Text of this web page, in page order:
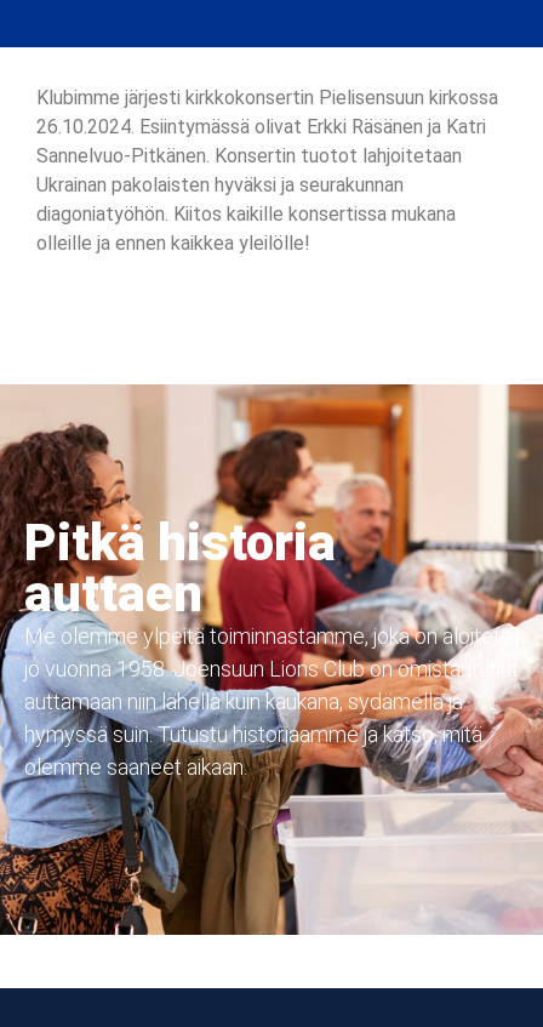
Klubimme järjesti kirkkokonsertin Pielisensuun kirkossa
26.10.2024. Esiintymässä olivat Erkki Räsänen ja Katri
Sannelvuo-Pitkänen. Konsertin tuotot lahjoitetaan
Ukrainan pakolaisten hyväksi ja seurakunnan
diagoniatyöhön. Kiitos kaikille konsertissa mukana
olleille ja ennen kaikkea yleilölle!
Pitkä historia
auttaen
Me olemme ylpeitä toiminnastamme, joka on aloitettu
jo vuonna 1958. Joensuun Lions Club on omistautunut
auttamaan niin lähellä kuin kaukana, sydämellä ja
hymyssä suin. Tutustu historiaamme ja katso, mitä
olemme saaneet aikaan.